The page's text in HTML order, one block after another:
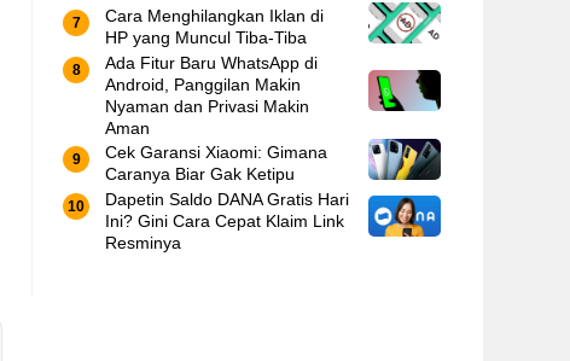
Cara Menghilangkan Iklan di
HP yang Muncul Tiba-Tiba
Ada Fitur Baru WhatsApp di
Android, Panggilan Makin
Nyaman dan Privasi Makin
Aman
Cek Garansi Xiaomi: Gimana
Caranya Biar Gak Ketipu
Dapetin Saldo DANA Gratis Hari
Ini? Gini Cara Cepat Klaim Link
Resminya